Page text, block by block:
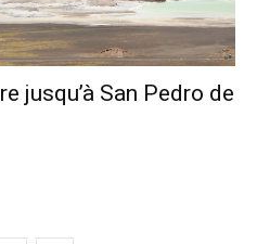
jusqu’à San Pedro de